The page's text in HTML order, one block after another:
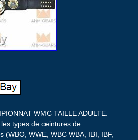
WMC TAILLE ADULTE.
types de ceintures de
(WBO, WWE, WBC WBA, IBI, IBF,